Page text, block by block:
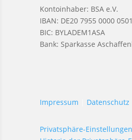
Kontoinhaber: BSA e.V.
IBAN: DE20 7955 0000
BIC: BYLADEM1ASA
Bank: Sparkasse
Impressum Datenschutz
Privatsphäre-